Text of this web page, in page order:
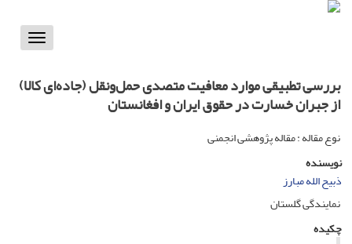
Toggle
بررسی تطبیقی موارد معافیت متصدی حمل‌ونقل (جاده‌ای کالا)
از جبران خسارت در حقوق ایران و افغانستان
نوع مقاله : مقاله پژوهشی انجمنی
نویسنده
ذبیح الله مبارز
نمایندگی گلستان
چکیده